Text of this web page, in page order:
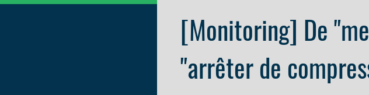
[Monitoring] De
"arrêter de